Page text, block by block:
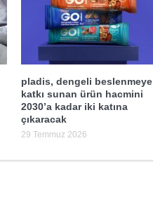
pladis, dengeli beslenmeye
katkı sunan ürün hacmini
2030’a kadar iki katına
çıkaracak
29 Temmuz 2026